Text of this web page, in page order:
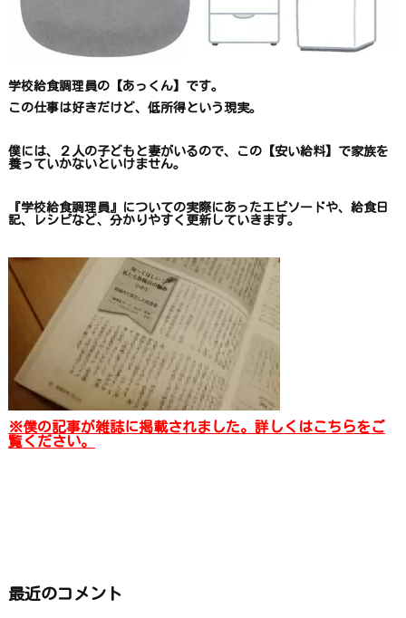
学校給食調理員の【あっくん】です。
この仕事は好きだけど、 低所得という現実。
僕には、２人の子どもと妻がいるので、 この【安い給料】で家族を
養っていかないといけません。
『学校給食調理員』についての実際にあったエピソードや、 給食日
記、レシピなど、 分かりやすく更新していきます。
※僕の記事が雑誌に掲載されました。詳しくはこちらをご
覧ください。
最近のコメント